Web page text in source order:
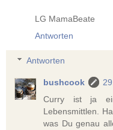
LG MamaBeate
Antworten
Antworten
bushcook
Curry ist ja
Lebensmittlen.
was Du genau